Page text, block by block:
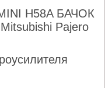
H58A БАЧОК
Pajero